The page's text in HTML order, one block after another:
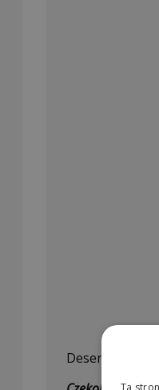
Deser z Chia
Ta